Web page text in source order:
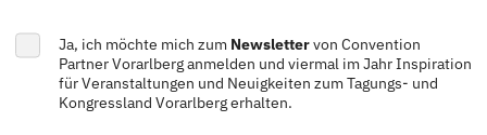
Ja, ich möchte mich zum Newslettervon Convention
Partner Vorarlberg anmelden und viermal im Jahr Inspiration
für Veranstaltungen und Neuigkeiten zum Tagungs- und
Kongressland Vorarlberg erhalten.